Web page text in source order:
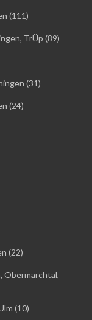
(111)
TrÜp (89)
(31)
(24)
(22)
Obermarchtal,
(10)